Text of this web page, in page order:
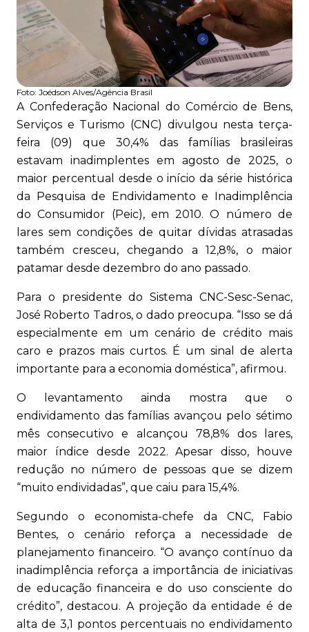
Foto: Joédson Alves/Agência Brasil
A Confederação Nacional do Comércio de Bens,
Serviços e Turismo (CNC) divulgou nesta terça-
feira (09) que 30,4% das famílias brasileiras
estavam inadimplentes em agosto de 2025, o
maior percentual desde o início da série histórica
da Pesquisa de Endividamento e Inadimplência
do Consumidor (Peic), em 2010. O número de
lares sem condições de quitar dívidas atrasadas
também cresceu, chegando a 12,8%, o maior
patamar desde dezembro do ano passado.
Para o presidente do Sistema CNC-Sesc-Senac,
José Roberto Tadros, o dado preocupa. “Isso se dá
especialmente em um cenário de crédito mais
caro e prazos mais curtos. É um sinal de alerta
importante para a economia doméstica”, afirmou.
O levantamento ainda mostra que o
endividamento das famílias avançou pelo sétimo
mês consecutivo e alcançou 78,8% dos lares,
maior índice desde 2022. Apesar disso, houve
redução no número de pessoas que se dizem
“muito endividadas”, que caiu para 15,4%.
Segundo o economista-chefe da CNC, Fabio
Bentes, o cenário reforça a necessidade de
planejamento financeiro. “O avanço contínuo da
inadimplência reforça a importância de iniciativas
de educação financeira e do uso consciente do
crédito”, destacou. A projeção da entidade é de
alta de 3,1 pontos percentuais no endividamento